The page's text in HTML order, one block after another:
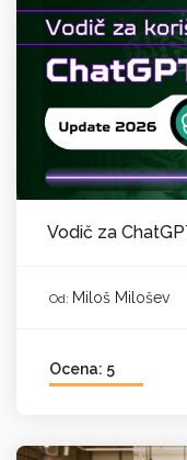
Vodič za
Od: Miloš Milošev
Ocena: 5